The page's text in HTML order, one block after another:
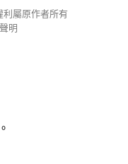
利屬原作者所有
明